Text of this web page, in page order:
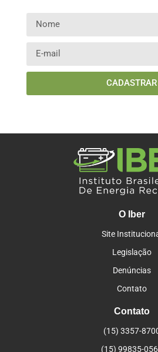
CADASTRAR
O Iber
Site
Legislação
Denúncias
Contato
Contato
(15) 3357-
(15) 99835-